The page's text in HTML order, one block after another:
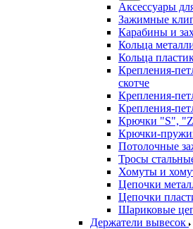
Аксессуары
Зажимные
Карабины и
Кольца
Кольца
Крепления-
скотче
Крепления-
Крепления-
Крючки "S",
Крючки-
Потолочные
Тросы
Хомуты и
Цепочки
Цепочки
Шариковые
Держатели вывесок